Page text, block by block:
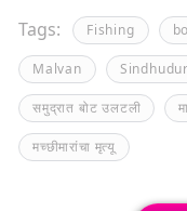
Tags: Fishing
Malvan
समुद्रात बोट उलटली
मच्छीमारांचा मृत्यू